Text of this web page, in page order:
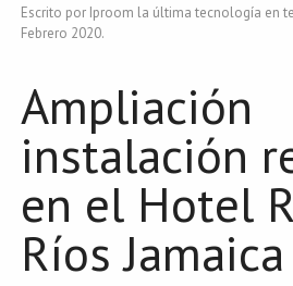
Escrito por Iproom la última tecnología en
Febrero 2020.
Ampliación
instalación
en el Hotel
Ríos Jamaica